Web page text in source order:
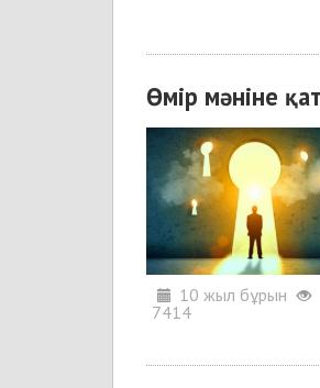
Өмір мәніне
10 жыл бұрын
7414